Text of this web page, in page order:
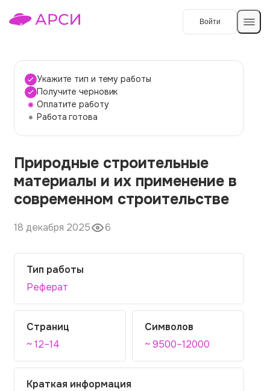
Войти
Темы работ
О сервисе
О компании
Наши гарантии
Вопросы и ответы
Контакты
Укажите тип и тему работы
Получите черновик
Оплатите работу
Работа готова
Природные строительные
материалы и их применение в
современном строительстве
18 декабря 2025 6
Тип работы
Реферат
Страниц
~ 12–14
Символов
~ 9500–12000
Краткая информация